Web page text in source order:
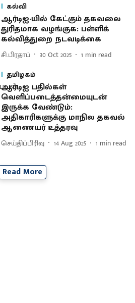
கல்வி
ஆர்டிஐ-யில் கேட்கும் தகவலை
துரிதமாக வழங்குக: பள்ளிக்
கல்வித்துறை நடவடிக்கை
சி.பிரதாப் 30 Oct 2025 1 min read
தமிழகம்
ஆர்டிஐ பதில்கள்
வெளிப்படைத்தன்மையுடன்
இருக்க வேண்டும்:
அதிகாரிகளுக்கு மாநில தகவல்
ஆணையர் உத்தரவு
செய்திப்பிரிவு 14 Aug 2025 1 min read
Read More